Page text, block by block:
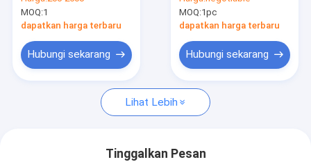
Berita
kasus
Alat Pengeboran DTH
Hole Hammer And
Bits
MOQ:1
dapatkan harga terbaru
Hubungi sekarang
Terowongan
MOQ:1pc
dapatkan harga terbaru
Hubungi sekarang
Lihat Lebih
Tinggalkan Pesan